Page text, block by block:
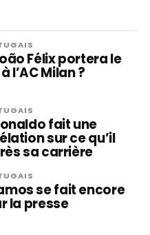
Félix portera le
l’AC Milan ?
fait une
sur ce qu’il
sa carrière
se fait encore
la presse